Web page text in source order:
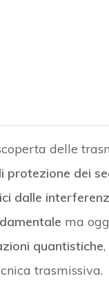
delle
protezione dei
dalle
ma
quantistiche
trasmissiva.